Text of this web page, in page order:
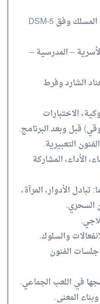
🔸المفهوم التشخيصي لاضطراب المسلك وفق DSM-5
– المدرسية –
الشارد وفرط
الاختبارات
قبل وبعد البرنامج.
التعبيرية.
الأداء، المشاركة
الأدوار، المرآة،
السحري.
والسلوك.
الفنون
في اللعب الجماعي.
المعنى.